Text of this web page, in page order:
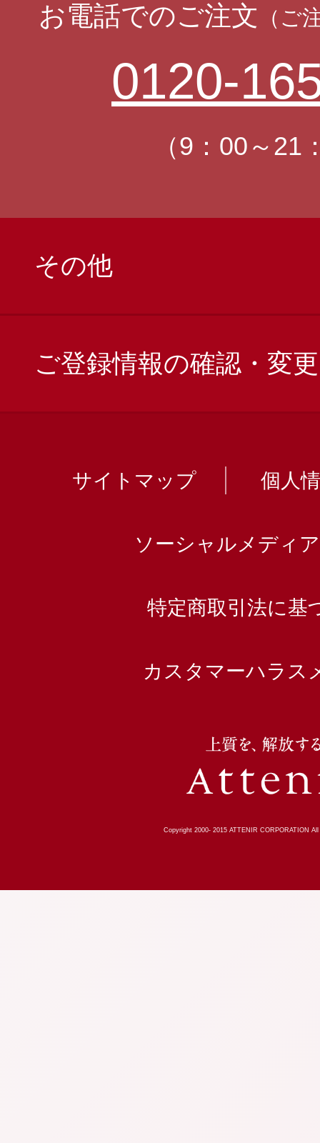
お電話でのご注文 （ご
0120-
（9：00～21
その他
ご登録情報の確認・変更
サイトマップ 個人
ソーシャルメディ
特定商取引法に基
カスタマーハラス
Copyright 2000- 2015ATTENIR CORPORATION